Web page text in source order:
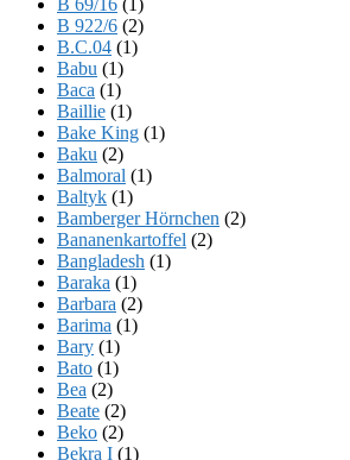
B 922/6 (2)
B.C.04 (1)
Babu (1)
Baca (1)
Baillie (1)
Bake King (1)
Baku (2)
Balmoral (1)
Baltyk (1)
Bamberger Hörnchen (2)
Bananenkartoffel (2)
Bangladesh (1)
Baraka (1)
Barbara (2)
Barima (1)
Bary (1)
Bato (1)
Bea (2)
Beate (2)
Beko (2)
Bekra I (1)